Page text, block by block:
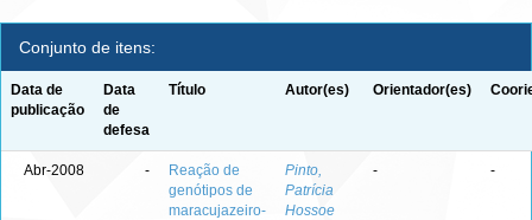
Conjunto de itens:
Data de
publicação
Data
de
defesa
Título Autor(es) Orientador(es)
Abr-2008 -
Reação de
genótipos de
maracujazeiro-
Pinto,
Patrícia
Hossoe
- -